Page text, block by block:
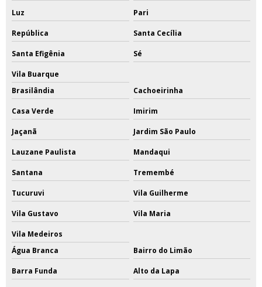
Luz Pari
República Santa Cecília
Santa Efigênia Sé
Vila Buarque
Brasilândia
Cachoeirinha
Casa Verde Imirim
Jaçanã Jardim São Paulo
Lauzane Paulista Mandaqui
Santana Tremembé
Tucuruvi Vila Guilherme
Vila Gustavo Vila Maria
Vila Medeiros
Água Branca
Bairro do Limão
Barra Funda Alto da Lapa